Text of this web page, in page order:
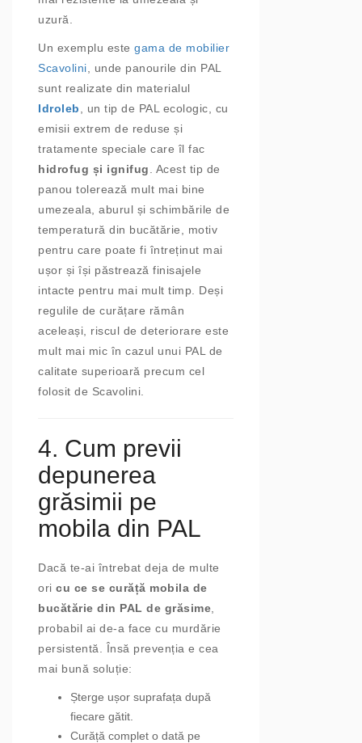
uzură.
Un exemplu este gama de mobilier
Scavolini , unde panourile din PAL
sunt realizate din materialul
Idroleb , un tip de PAL ecologic, cu
emisii extrem de reduse și
tratamente speciale care îl fac
hidrofug și ignifug . Acest tip de
panou tolerează mult mai bine
umezeala, aburul și schimbările de
temperatură din bucătărie, motiv
pentru care poate fi întreținut mai
ușor și își păstrează finisajele
intacte pentru mai mult timp. Deși
regulile de curățare rămân
aceleași, riscul de deteriorare este
mult mai mic în cazul unui PAL de
calitate superioară precum cel
folosit de Scavolini.
4. Cum previi
depunerea
grăsimii pe
mobila din PAL
Dacă te-ai întrebat deja de multe
ori cu ce se curăță mobila de
bucătărie din PAL de grăsime
probabil ai de-a face cu murdărie
persistentă. Însă prevenția e cea
mai bună soluție:
Șterge ușor suprafața după
fiecare gătit.
Curăță complet o dată pe